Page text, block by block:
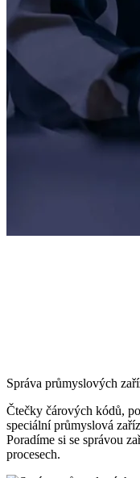
Správa průmyslových
Čtečky čárových kódů,
speciální průmyslová
Poradíme si se správou
procesech.